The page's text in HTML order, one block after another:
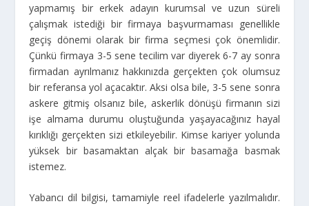
yapmamış bir erkek adayın kurumsal ve uzun süreli
çalışmak istediği bir firmaya başvurmaması genellikle
geçiş dönemi olarak bir firma seçmesi çok önemlidir.
Çünkü firmaya 3-5 sene tecilim var diyerek 6-7 ay sonra
firmadan ayrılmanız hakkınızda gerçekten çok olumsuz
bir referansa yol açacaktır. Aksi olsa bile, 3-5 sene sonra
askere gitmiş olsanız bile, askerlik dönüşü firmanın sizi
işe almama durumu oluştuğunda yaşayacağınız hayal
kırıklığı gerçekten sizi etkileyebilir. Kimse kariyer yolunda
yüksek bir basamaktan alçak bir basamağa basmak
istemez.
Yabancı dil bilgisi, tamamiyle reel ifadelerle yazılmalıdır.